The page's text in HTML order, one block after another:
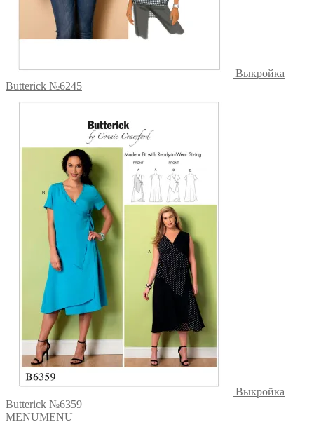
Выкройка
Butterick №6245
Выкройка
Butterick №6359
MENUMENU